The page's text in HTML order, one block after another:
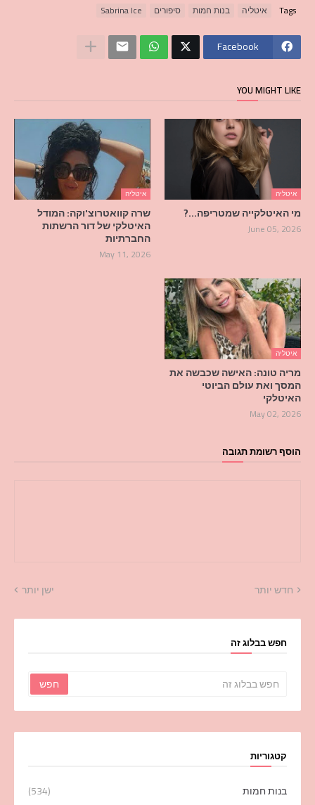
Tags איטליה בנות חמות סיפורים Sabrina Ice
Facebook
YOU MIGHT LIKE
איטליה
מי האיטלקייה שמטריפה…?
June 05, 2026
איטליה
שרה קוואטרוצ'וקה: המודל
האיטלקי של דור הרשתות
החברתיות
May 11, 2026
איטליה
מריה טונה: האישה שכבשה את
המסך ואת עולם הביוטי
האיטלקי
May 02, 2026
הוסף רשומת תגובה
חדש יותר ישן יותר
חפש בבלוג זה
קטגוריות
בנות חמות
(534)